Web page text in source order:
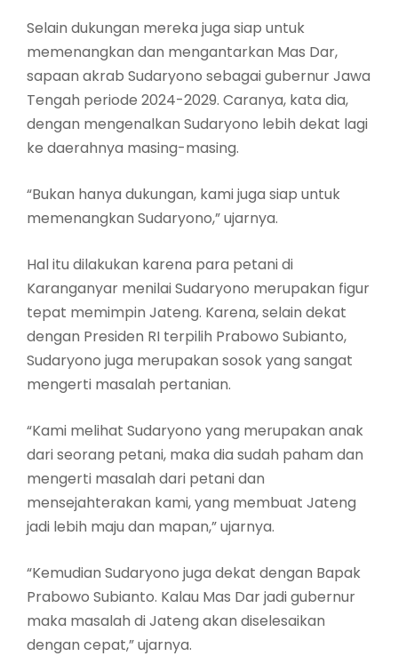
Selain dukungan mereka juga siap untuk
memenangkan dan mengantarkan Mas Dar,
sapaan akrab Sudaryono sebagai gubernur Jawa
Tengah periode 2024-2029. Caranya, kata dia,
dengan mengenalkan Sudaryono lebih dekat lagi
ke daerahnya masing-masing.
“Bukan hanya dukungan, kami juga siap untuk
memenangkan Sudaryono,” ujarnya.
Hal itu dilakukan karena para petani di
Karanganyar menilai Sudaryono merupakan figur
tepat memimpin Jateng. Karena, selain dekat
dengan Presiden RI terpilih Prabowo Subianto,
Sudaryono juga merupakan sosok yang sangat
mengerti masalah pertanian.
“Kami melihat Sudaryono yang merupakan anak
dari seorang petani, maka dia sudah paham dan
mengerti masalah dari petani dan
mensejahterakan kami, yang membuat Jateng
jadi lebih maju dan mapan,” ujarnya.
“Kemudian Sudaryono juga dekat dengan Bapak
Prabowo Subianto. Kalau Mas Dar jadi gubernur
maka masalah di Jateng akan diselesaikan
dengan cepat,” ujarnya.